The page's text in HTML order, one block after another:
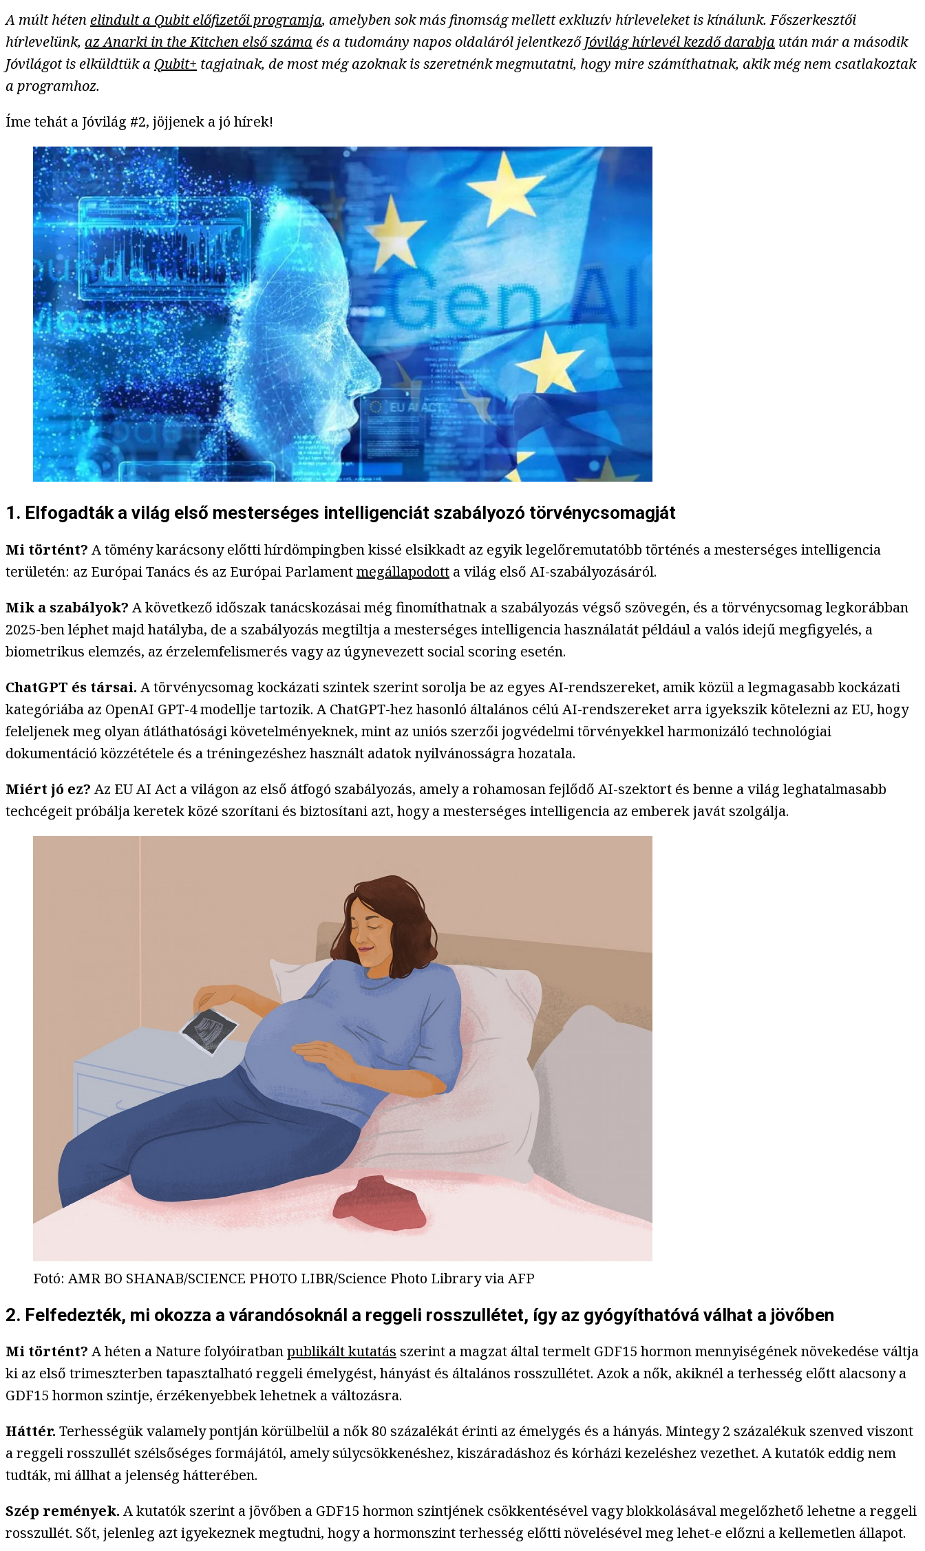
A múlt héten elindult a Qubit előfizetői programja, amelyben sok más finomság mellett exkluzív hírleveleket is kínálunk. Főszerkesztői
hírlevelünk, az Anarki in the Kitchen első száma és a tudomány napos oldaláról jelentkezőJóvilág hírlevél kezdő darabja után már a második
Jóvilágot is elküldtüka Qubit+ tagjainak, de most még azoknak is szeretnénk megmutatni, hogy mire számíthatnak, akik még nem csatlakoztak
a programhoz.
Íme tehát a Jóvilág #2, jöjjenek a jó hírek!
1. Elfogadták a világ első mesterséges intelligenciát szabályozó törvénycsomagját
Mi történt? A tömény karácsony előtti hírdömpingben kissé elsikkadt az egyik legelőremutatóbb történés a mesterséges intelligencia
területén: az Európai Tanács és az Európai Parlamentmegállapodott a világ első AI-szabályozásáról.
Mik a szabályok? A következő időszak tanácskozásai még finomíthatnak a szabályozás végső szövegén, és a törvénycsomag legkorábban
2025-ben léphet majd hatályba, de a szabályozás megtiltja a mesterséges intelligencia használatát például a valós idejű megfigyelés, a
biometrikus elemzés, az érzelemfelismerés vagy az úgynevezett social scoring esetén.
ChatGPT és társai. A törvénycsomag kockázati szintek szerint sorolja be az egyes AI-rendszereket, amik közül a legmagasabb kockázati
kategóriába az OpenAI GPT-4 modellje tartozik. A ChatGPT-hez hasonló általános célú AI-rendszereket arra igyekszik kötelezni az EU, hogy
feleljenek meg olyan átláthatósági követelményeknek, mint az uniós szerzői jogvédelmi törvényekkel harmonizáló technológiai
dokumentáció közzététele és a tréningezéshez használt adatok nyilvánosságra hozatala.
Miért jó ez? Az EU AI Act a világon az első átfogó szabályozás, amely a rohamosan fejlődő AI-szektort és benne a világ leghatalmasabb
techcégeit próbálja keretek közé szorítani és biztosítani azt, hogy a mesterséges intelligencia az emberek javát szolgálja.
Fotó: AMR BO SHANAB/SCIENCE PHOTO LIBR/Science Photo Library via AFP
2. Felfedezték, mi okozza a várandósoknál a reggeli rosszullétet, így az gyógyíthatóvá válhat a jövőben
Mi történt? A héten a Nature folyóiratbanpublikált kutatás szerint a magzat által termelt GDF15 hormon mennyiségének növekedése váltja
ki az első trimeszterben tapasztalható reggeli émelygést, hányást és általános rosszullétet. Azok a nők, akiknél a terhesség előtt alacsony a
GDF15 hormon szintje, érzékenyebbek lehetnek a változásra.
Háttér. Terhességük valamely pontján körülbelül a nők 80 százalékát érinti az émelygés és a hányás. Mintegy 2 százalékuk szenved viszont
a reggeli rosszullét szélsőséges formájától, amely súlycsökkenéshez, kiszáradáshoz és kórházi kezeléshez vezethet. A kutatók eddig nem
tudták, mi állhat a jelenség hátterében.
Szép remények. A kutatók szerint a jövőben a GDF15 hormon szintjének csökkentésével vagy blokkolásával megelőzhető lehetne a reggeli
rosszullét. Sőt, jelenleg azt igyekeznek megtudni, hogy a hormonszint terhesség előtti növelésével meg lehet-e előzni a kellemetlen állapot.